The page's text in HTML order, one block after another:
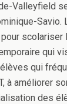
Valleyfield
Savio.
qui
qui
à améliorer
des